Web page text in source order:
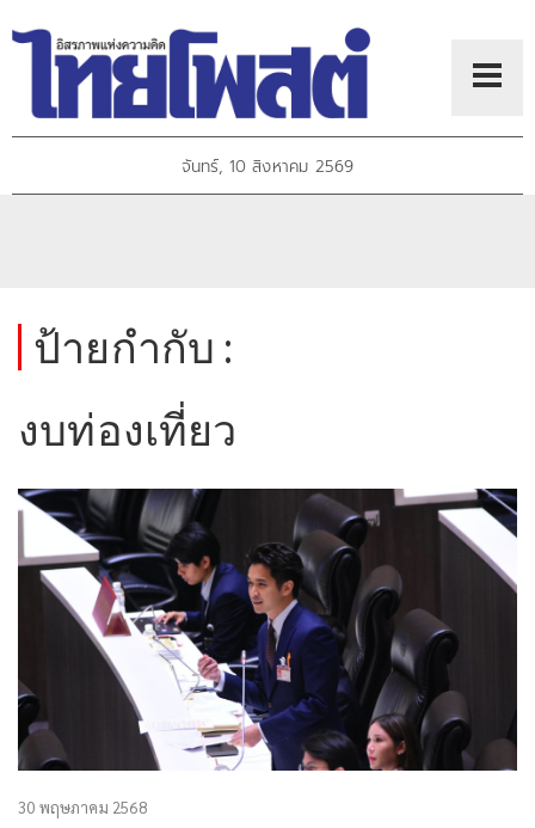
จันทร์, 10 สิงหาคม 2569
ป้ายกำกับ :
งบท่องเที่ยว
30 พฤษภาคม 2568